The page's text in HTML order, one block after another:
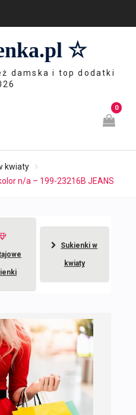
☆
damska i top dodatki
0
kwiaty
n/a – 199-23216B JEANS
Sukienki w
kwiaty